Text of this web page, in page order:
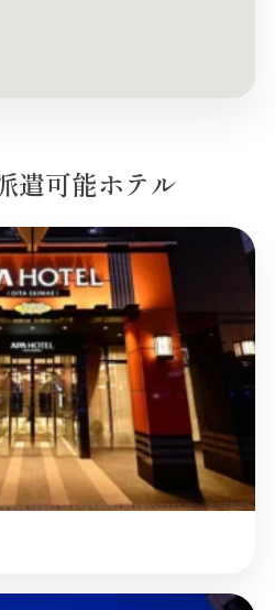
遣可能ホテル